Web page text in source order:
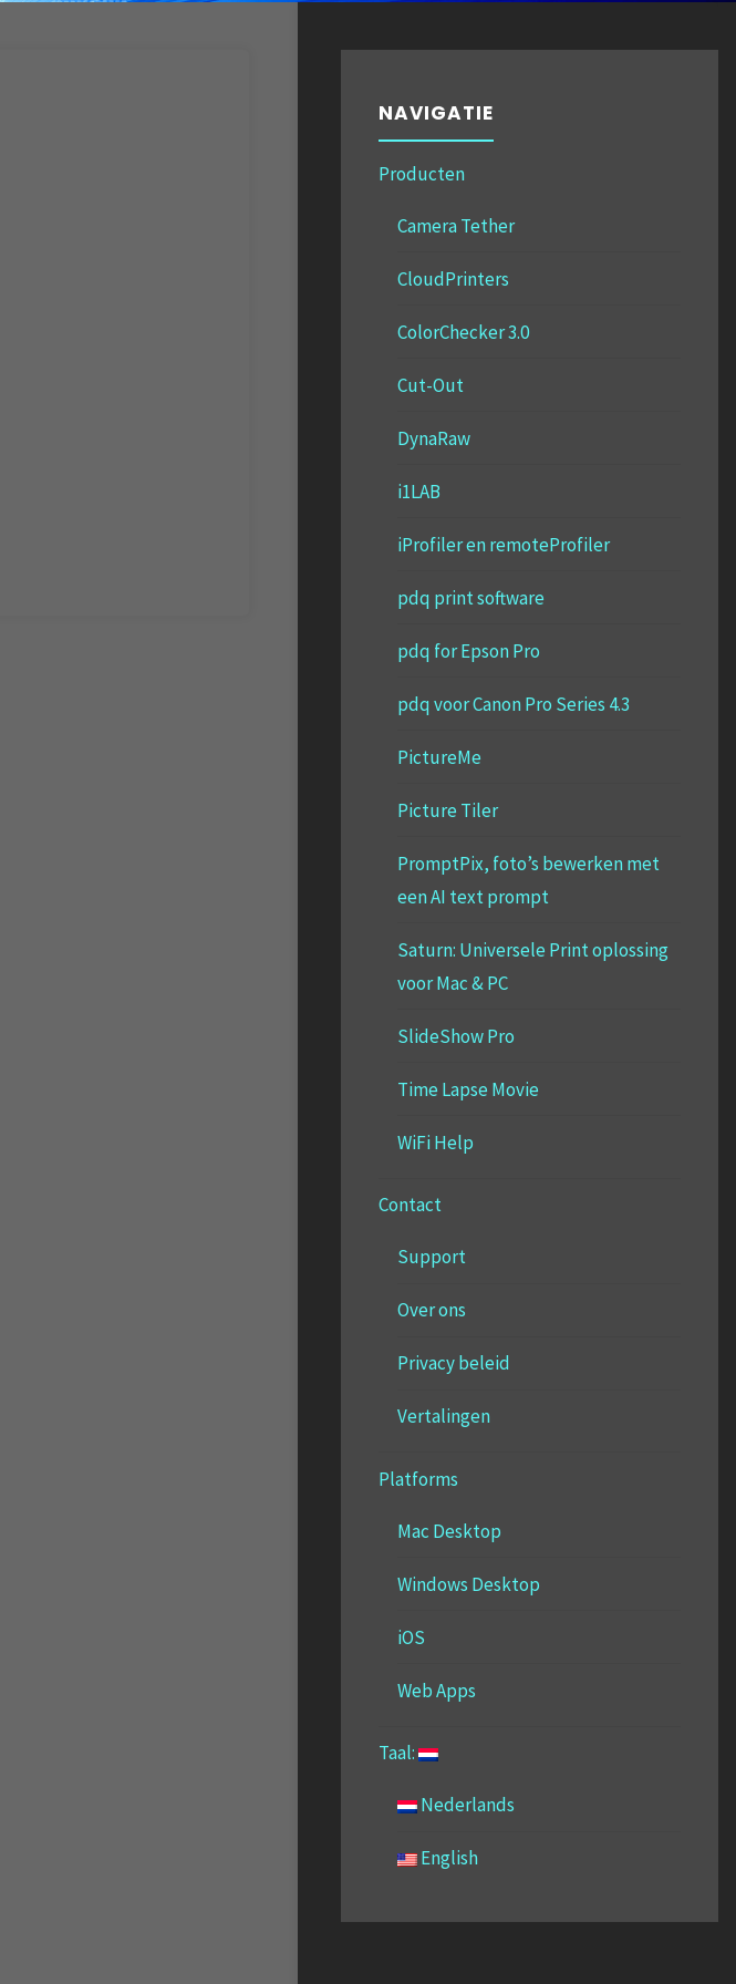
NAVIGATIE
Producten
Camera Tether
CloudPrinters
ColorChecker 3.0
Cut-Out
DynaRaw
i1LAB
iProfiler en remoteProfiler
pdq print software
pdq for Epson Pro
pdq voor Canon Pro Series 4.3
PictureMe
Picture Tiler
PromptPix, foto’s bewerken met
een AI text prompt
Saturn: Universele Print oplossing
voor Mac & PC
SlideShow Pro
Time Lapse Movie
WiFi Help
Contact
Support
Over ons
Privacy beleid
Vertalingen
Platforms
Mac Desktop
Windows Desktop
iOS
Web Apps
Taal:
Nederlands
English